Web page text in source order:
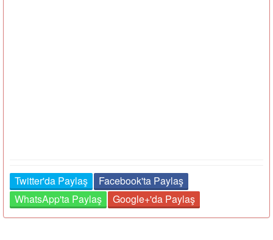
Twitter'da Paylaş
Facebook'ta Paylaş
WhatsApp'ta Paylaş
Google+'da Paylaş